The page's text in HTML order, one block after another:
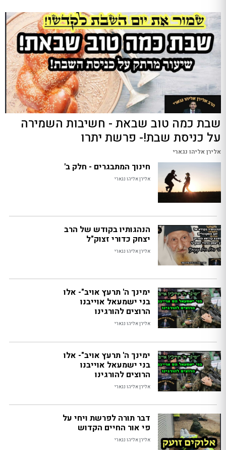
שבת כמה טוב שבאת - חשיבות השמירה
על כניסת שבת!- פרשת יתרו
אלירן אליהו נגארי
חינוך המתבגרים - חלק ב'
אלירן אליהו נגארי
הנהגותיו בקודש של הרב
יצחק כדורי זצוק"ל
אלירן אליהו נגארי
ימינך ה' תרעץ אויב"- אלו
בני ישמעאל אוייבנו
הרוצים להורגינו
אלירן אליהו נגארי
ימינך ה' תרעץ אויב"- אלו
בני ישמעאל אוייבנו
הרוצים להורגינו
אלירן אליהו נגארי
דבר תורה לפרשת ויחי על
פי אור החיים הקדוש
אלירן אליהו נגארי